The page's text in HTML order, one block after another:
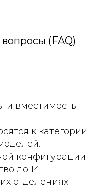
(FAQ)
и вместимость
к категории
конфигурации
до 14
отделениях.